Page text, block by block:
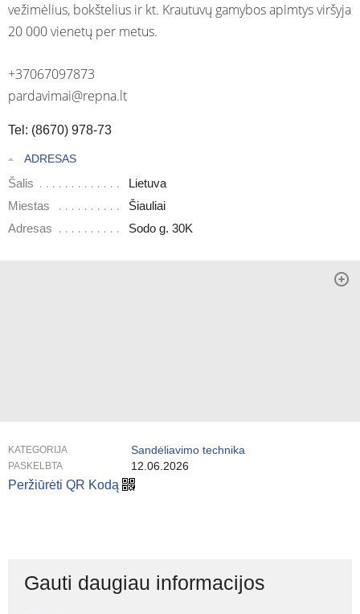
vežimėlius, bokštelius ir kt. Krautuvų gamybos apimtys viršyja
20 000 vienetų per metus.
+37067097873
pardavimai@repna.lt
Tel: (8670) 978-73
ADRESAS
Šalis
Lietuva
Miestas
Šiauliai
Adresas
Sodo g. 30K
KATEGORIJA Sandėliavimo technika
PASKELBTA 12.06.2026
Peržiūrėti QR Kodą
Gauti daugiau informacijos